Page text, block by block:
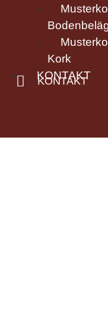
Kork
KONTAKT
KONTAKT